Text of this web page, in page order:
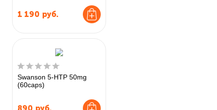
1 190 руб.
Swanson 5-HTP 50mg
(60caps)
890 руб.